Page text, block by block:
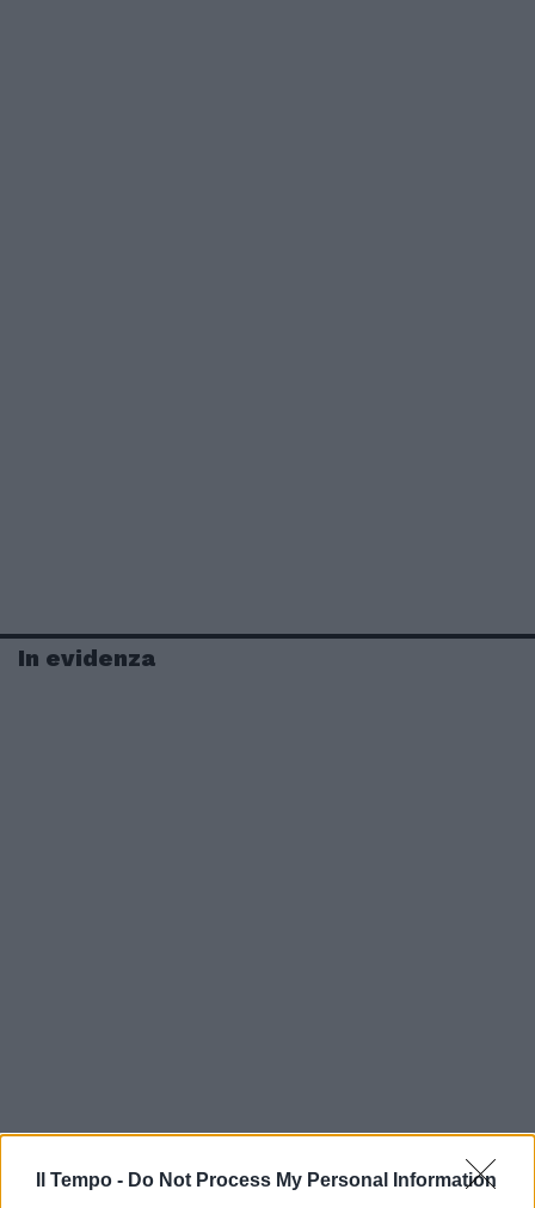
Il Tempo - Do Not Process My Personal Information
In evidenza